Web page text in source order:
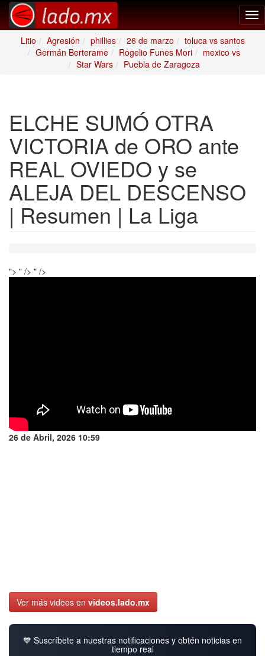
Litio
Agresión phillies 26 de marzo
toluca vs santos
Germán Berterame
Rogelio Funes Mori
mexico vs
Star Wars
Puebla de Zaragoza
ELCHE SUMÓ OTRA
VICTORIA de ORO ante
REAL OVIEDO y se
ALEJA DEL DESCENSO
| Resumen | La Liga
"> " /> " />
26 de Abril, 2026 10:59
Ver más videos en videos.lado.mx
💙 Suscríbete a nuestras notificaciones y obtén noticias en
tiempo real